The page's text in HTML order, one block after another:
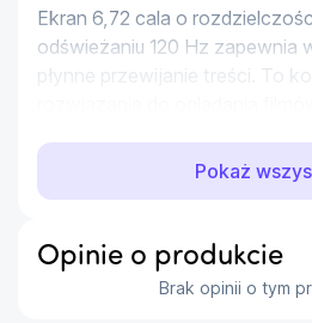
Ekran 6,72 cala o
odświeżaniu 120 Hz zapewnia
płynne przewijanie treści. To
społecznościowych i grania.
Smartfon pracuje na
Snapdragon 6s Gen 4 i oferuje
Pokaż
Opinie o produkcie
Brak opinii o tym